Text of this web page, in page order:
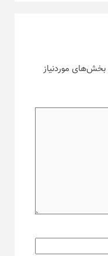
بخش‌های موردنیاز